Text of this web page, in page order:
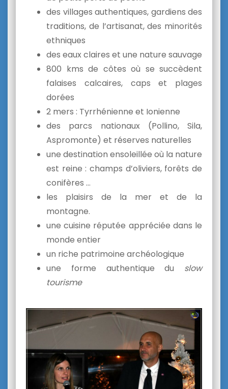
des villages authentiques, gardiens des
traditions, de l’artisanat, des minorités
ethniques
des eaux claires et une nature sauvage
800 kms de côtes où se succèdent
falaises calcaires, caps et plages
dorées
2 mers : Tyrrhénienne et Ionienne
des parcs nationaux (Pollino, Sila,
Aspromonte) et réserves naturelles
une destination ensoleillée où la nature
est reine : champs d’oliviers, forêts de
conifères …
les plaisirs de la mer et de la
montagne.
une cuisine réputée appréciée dans le
monde entier
un riche patrimoine archéologique
une forme authentique du slow
tourisme